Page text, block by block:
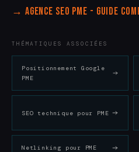
→ Agence SEO PME - Guide
THÉMATIQUES ASSOCIÉES
Positionnement Google
PME
SEO technique pour PME
Netlinking pour PME